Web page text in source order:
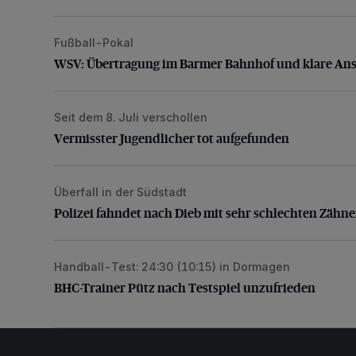
WSV: Übertragung im Barmer Bahnhof und klare
Fußball-Pokal
WSV: Übertragung im Barmer Bahnhof und klare
Vermisster Jugendlicher tot aufgefunden
Seit dem 8. Juli verschollen
Vermisster Jugendlicher tot aufgefunden
Polizei fahndet nach Dieb mit sehr schlechten Zähnen
Überfall in der Südstadt
Polizei fahndet nach Dieb mit sehr schlechten
BHC-Trainer Pütz nach Testspiel unzufrieden
Handball-Test: 24:30 (10:15) in Dormagen
BHC-Trainer Pütz nach Testspiel unzufrieden